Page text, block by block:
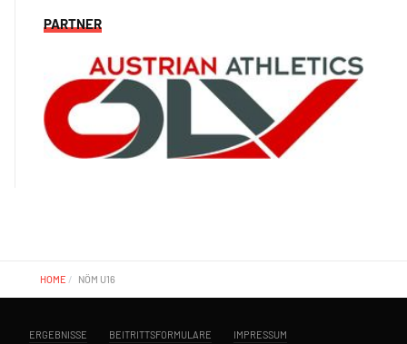
PARTNER
HOME NÖM U16
ERGEBNISSE BEITRITTSFORMULARE
IMPRESSUM